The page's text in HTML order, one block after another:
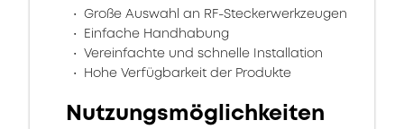
Große Auswahl an RF-Steckerwerkzeugen
Einfache Handhabung
Vereinfachte und schnelle Installation
Hohe Verfügbarkeit der Produkte
Nutzungsmöglichkeiten